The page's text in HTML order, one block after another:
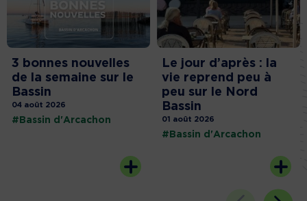
3 bonnes nouvelles
de la semaine sur le
Bassin
04 août 2026
#Bassin d'Arcachon
Le jour d’après : la
vie reprend peu à
peu sur le Nord
Bassin
01 août 2026
#Bassin d'Arcachon